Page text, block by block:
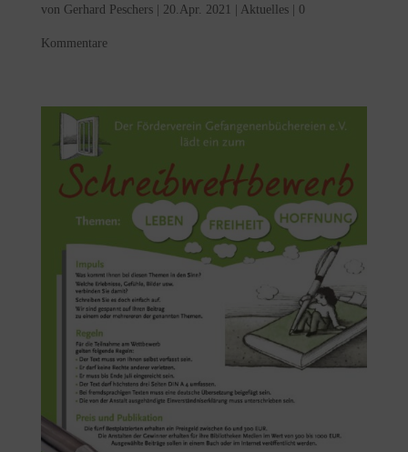
von Gerhard Peschers| 20.Apr. 2021 Aktuelles| 0
Kommentare